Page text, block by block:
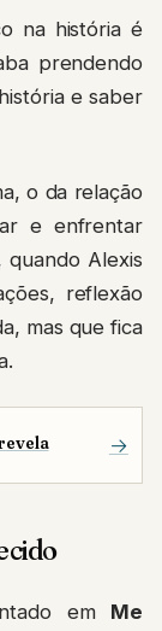
na história é
prendendo
e saber
o da relação
e enfrentar
Alexis
reflexão
mas que fica
→
em Me